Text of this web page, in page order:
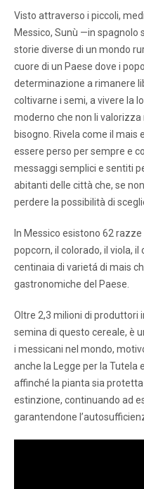
Visto attraverso i piccoli,
Messico, Sunù —in
storie diverse di un mondo
cuore di un Paese dove i
determinazione a rimanere
coltivarne i semi, a vivere la
moderno che non li
bisogno. Rivela come il mais
essere perso per sempre e
messaggi semplici e sentiti
abitanti delle città che, se
perdere la possibilità di
In Messico esistono 62
popcorn, il colorado, il viola,
centinaia di varietá di mais
gastronomiche del Paese.
Oltre 2,3 milioni di produttori
semina di questo cereale, è
i messicani nel mondo,
anche la Legge per la Tutela
affinché la pianta sia
estinzione, continuando ad
garantendone